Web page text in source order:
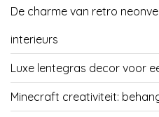
De charme van retro
interieurs
Luxe lentegras decor voor
Minecraft creativiteit: